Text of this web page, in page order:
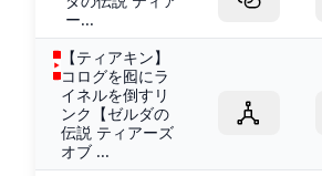
ー...
【ティアキン】
コログを囮にラ
イネルを倒すリ
ンク【ゼルダの
伝説 ティアーズ
オブ ...